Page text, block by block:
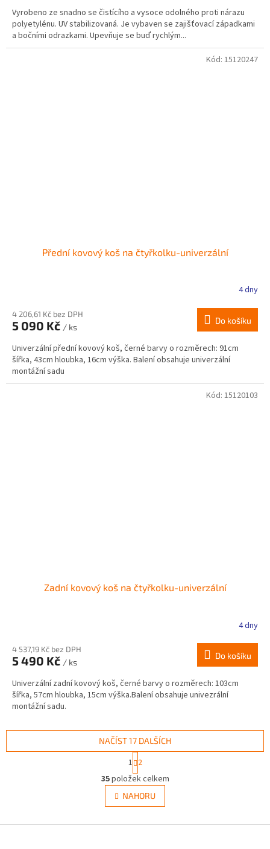
Vyrobeno ze snadno se čistícího a vysoce odolného proti nárazu
polyetylénu. UV stabilizovaná. Je vybaven se zajišťovací západkami
a bočními odrazkami. Upevňuje se buď rychlým...
Přední kovový koš na čtyřkolku-univerzální
4 dny
4 206,61 Kč bez DPH
5 090 Kč / ks
Do košíku
Univerzální přední kovový koš, černé barvy o rozměrech: 91cm
šířka, 43cm hloubka, 16cm výška. Balení obsahuje univerzální
montážní sadu
Kód: 15120247
Zadní kovový koš na čtyřkolku-univerzální
4 dny
4 537,19 Kč bez DPH
5 490 Kč / ks
Do košíku
Univerzální zadní kovový koš, černé barvy o rozměrech: 103cm
šířka, 57cm hloubka, 15cm výška.Balení obsahuje univezrální
montážní sadu.
Kód: 15120103
O
v
l
á
NAČÍST 17 DALŠÍCH
t
r
á
n
k
v
1 2
35položek celkem
NAHORU